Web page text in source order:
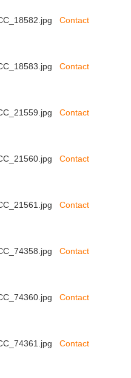
Contact
Contact
Contact
Contact
Contact
Contact
Contact
Contact